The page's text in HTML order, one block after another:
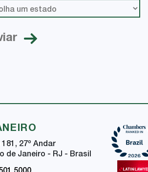
27º Andar
de Janeiro - RJ - Brasil